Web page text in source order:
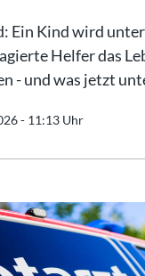
Ein Kind wird
Helfer das
- und was jetzt
- 11:13 Uhr